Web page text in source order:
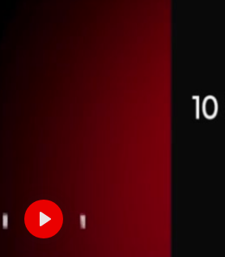
Odtwórz